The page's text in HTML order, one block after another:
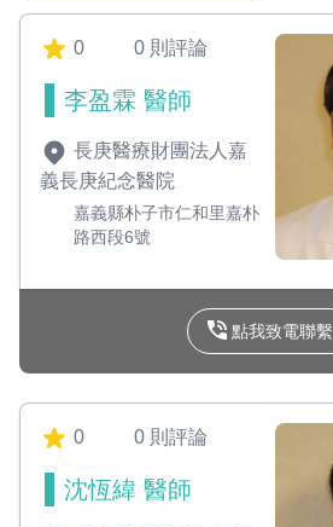
0 0 則評論
李盈霖 醫師
長庚醫療財團法人嘉
義長庚紀念醫院
嘉義縣朴子市仁和里嘉朴
路西段6號
點我致電聯繫
0 0 則評論
沈恆緯 醫師